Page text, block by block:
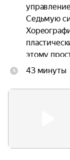
Седьмую
этому
43 минуты